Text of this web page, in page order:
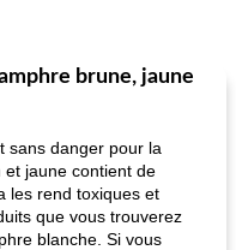
brune, jaune
sans danger pour la
jaune contient de
les rend toxiques et
que vous trouverez
blanche. Si vous